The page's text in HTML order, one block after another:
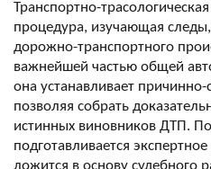
Транспортно-
процедура, изучающая
дорожно-транспортного
важнейшей частью общей
она устанавливает
позволяя собрать
истинных виновников ДТП.
подготавливается